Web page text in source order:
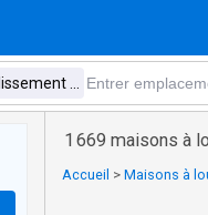
1 669 maisons à
Accueil > Maisons à